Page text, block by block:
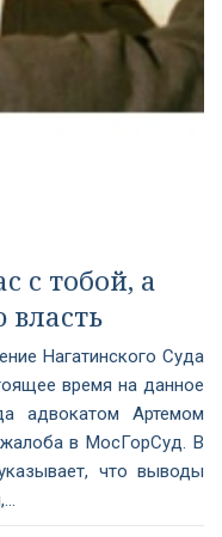
с тобой, а
Нагатинского Суда
время на данное
адвокатом Артемом
в МосГорСуд. В
что выводы